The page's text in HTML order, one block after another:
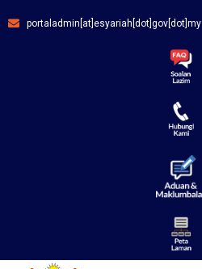
portaladmin[at]esyariah[dot]gov[dot]my